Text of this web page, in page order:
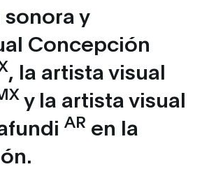
y
Concepción
, la artista visual
y la artista visual
AR en la